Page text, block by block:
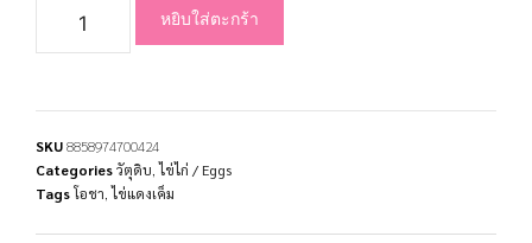
หยิบใส่ตะกร้า
SKU8858974700424
Categoriesวัตุดิบ ,ไข่ไก่ / Eggs
Tagsโอชา ,ไข่แดงเค็ม